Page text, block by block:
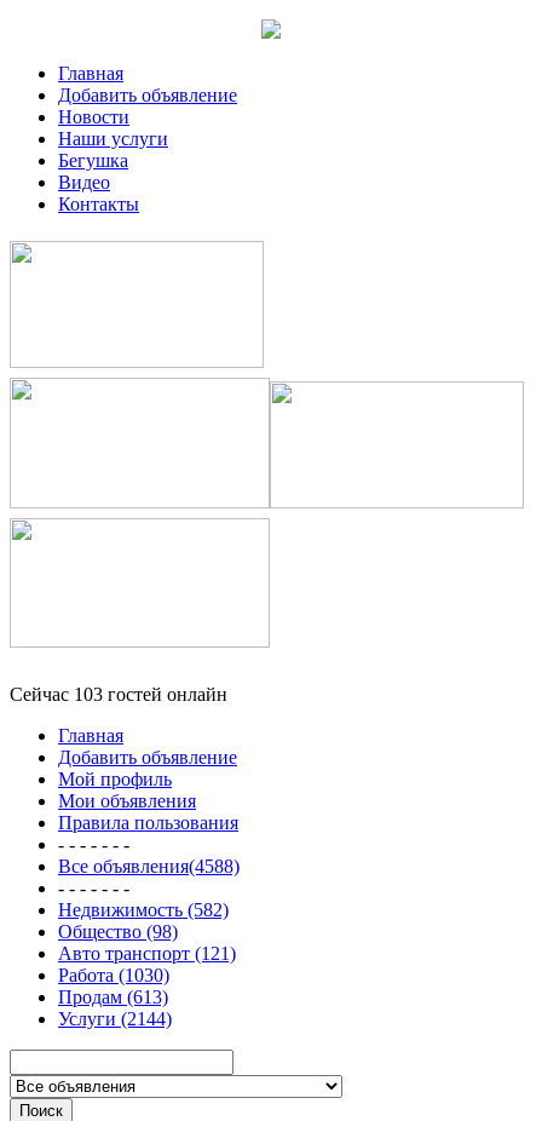
Главная
Добавить объявление
Новости
Наши услуги
Бегушка
Видео
Контакты
Сейчас 103 гостей онлайн
Главная
Добавить объявление
Мой профиль
Мои объявления
Правила пользования
- - - - - - -
Все объявления(4588)
- - - - - - -
Недвижимость (582)
Общество (98)
Авто транспорт (121)
Работа (1030)
Продам (613)
Услуги (2144)